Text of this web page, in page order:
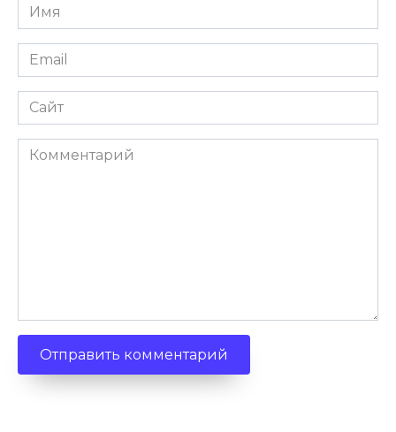
Имя
Email
Сайт
Комментарий